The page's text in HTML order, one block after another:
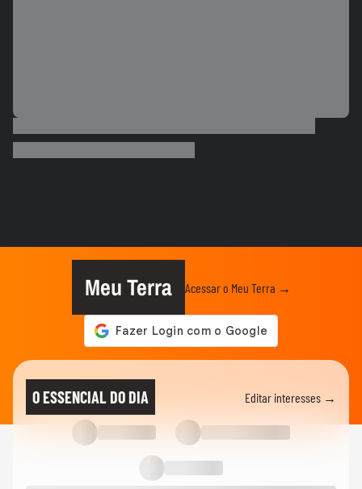
ao abençoar fiéis com...
Homem corre e mulher pula em rio após
barco explodir e pegar fogo...
Greve na CPTM provoca caos no
transporte e causa superlotação em...
Cachorrinha é resgatada em escombros
às margens de rio após...
Meu Terra Acessar o Meu Terra →
O ESSENCIAL DO DIA Editar interesses →